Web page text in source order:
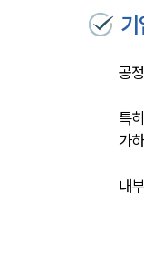
공
특
가
내